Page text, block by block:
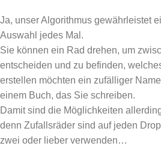
Ja, unser Algorithmus gewährleistet
Auswahl jedes Mal.
Sie können ein Rad drehen, um
entscheiden und zu befinden,
erstellen möchten ein zufälliger
einem Buch, das Sie schreiben.
Damit sind die Möglichkeiten
denn Zufallsräder sind auf jeden
zwei oder lieber verwenden…